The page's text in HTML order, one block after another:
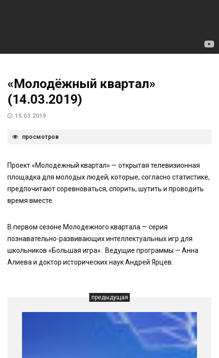
«Молодёжный квартал»
(14.03.2019)
15.03.2019
просмотров
Проект «Молодежный квартал» — открытая телевизионная
площадка для молодых людей, которые, согласно статистике,
предпочитают соревноваться, спорить, шутить и проводить
время вместе.
В первом сезоне Молодежного квартала — серия
познавательно-развивающих интеллектуальных игр для
школьников «Большая игра». Ведущие программы — Анна
Алиева и доктор исторических наук Андрей Ярцев.
предыдущая